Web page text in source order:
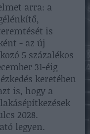
arra: a
is
- az új
5 százalékos
31-éig
keretében
is, hogy a
2028.
legyen.